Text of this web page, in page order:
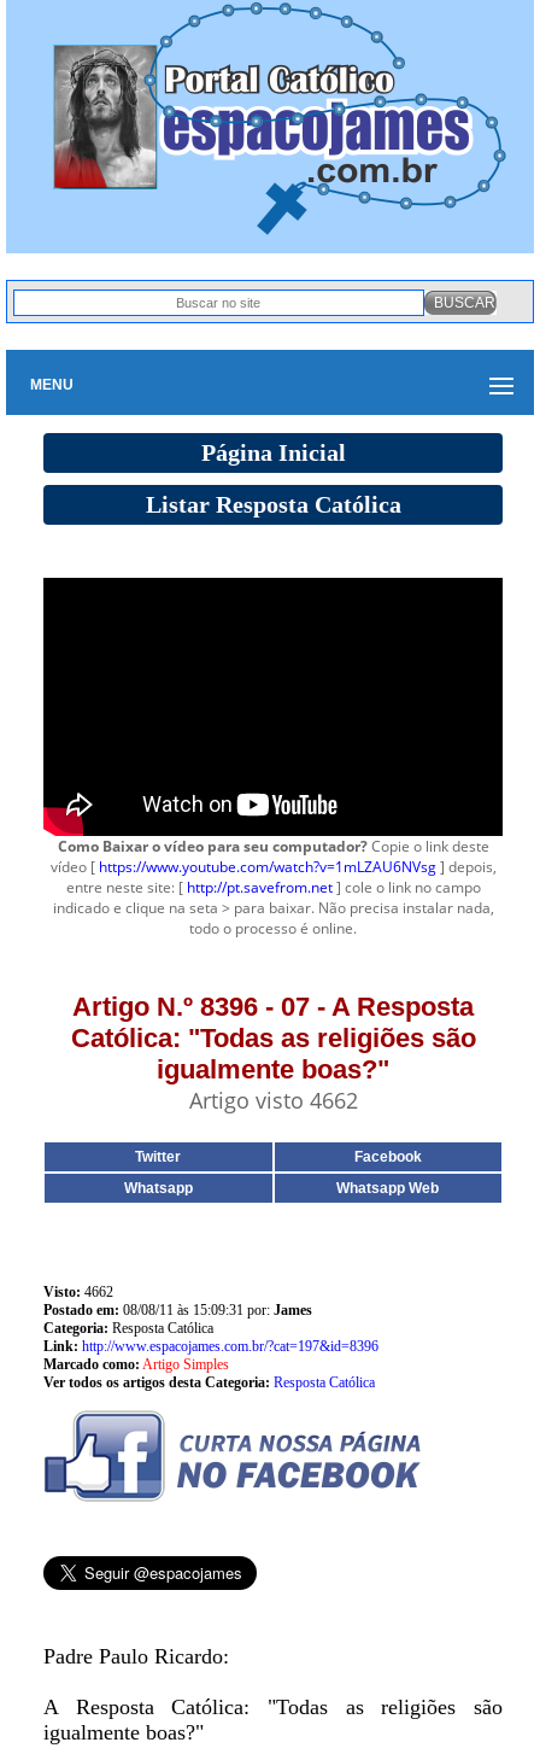
MENU
Página Inicial
Listar Resposta Católica
Como Baixar o vídeo para seu computador?Copie o link deste
vídeo [https://www.youtube.com/watch?v=1mLZAU6NVsg] depois,
entre neste site: [ http://pt.savefrom.net] cole o link no campo
indicado e clique na seta > para baixar. Não precisa instalar nada,
todo o processo é online.
Artigo N.º 8396 - 07 - A Resposta
Católica: "Todas as religiões são
igualmente boas?"
Artigo visto 4662
Twitter
Facebook
Whatsapp
Whatsapp Web
Visto: 4662
Postado em: 08/08/11 às 15:09:31 por: James
Categoria: Resposta Católica
Link: http://www.espacojames.com.br/?cat=197&id=8396
Marcado como: Artigo Simples
Ver todos os artigos desta Categoria: Resposta Católica
Padre Paulo Ricardo:
A Resposta Católica: "Todas as religiões são
igualmente boas?"